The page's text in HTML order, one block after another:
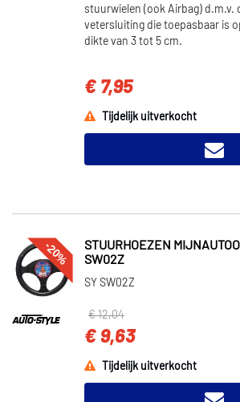
stuurwielen (ook Airbag) d.m.v.
vetersluiting die toepasbaar is
dikte van 3 tot 5 cm.
€ 7,95
Tijdelijk uitverkocht
-20%
STUURHOEZEN
SW02Z
SY SW02Z
€ 12,04
€ 9,63
Tijdelijk uitverkocht